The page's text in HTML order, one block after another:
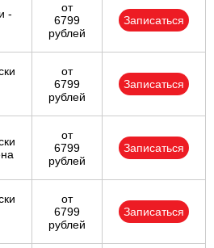
-
от
6799
рублей
Записаться
от
6799
рублей
Записаться
от
6799
рублей
Записаться
от
6799
рублей
Записаться